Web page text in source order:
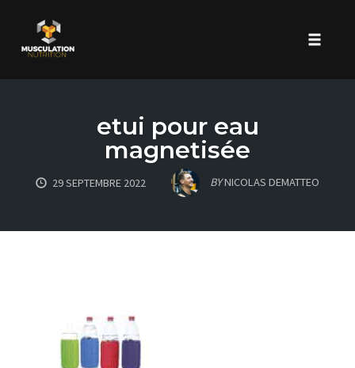
etui pour eau
magnetisée
29 SEPTEMBRE 2022 BYNICOLAS DEMATTEO